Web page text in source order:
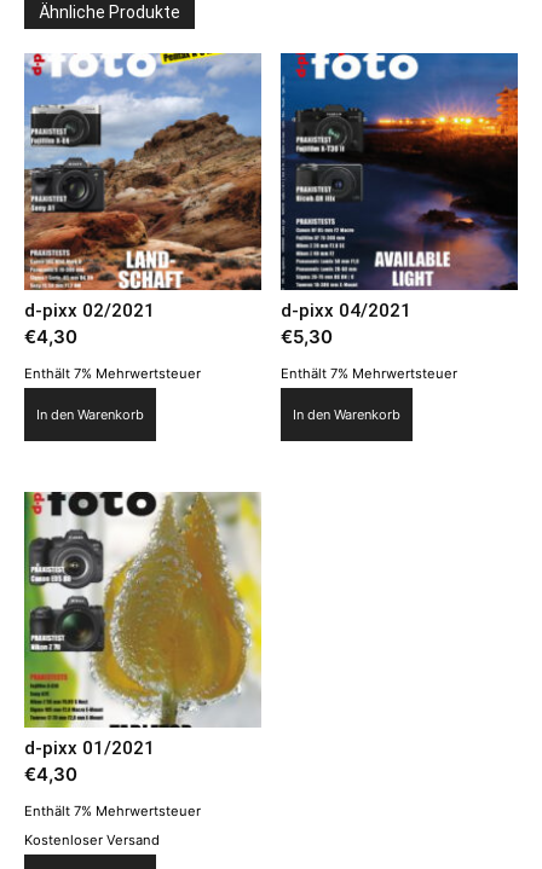
Ähnliche Produkte
d-pixx 02/2021
€4,30
Enthält 7% Mehrwertsteuer
In den Warenkorb
d-pixx 04/2021
€5,30
Enthält 7% Mehrwertsteuer
In den Warenkorb
d-pixx 01/2021
€4,30
Enthält 7% Mehrwertsteuer
Kostenloser Versand